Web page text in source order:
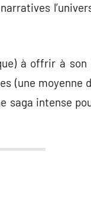
à offrir à
(une moyenne
saga intense